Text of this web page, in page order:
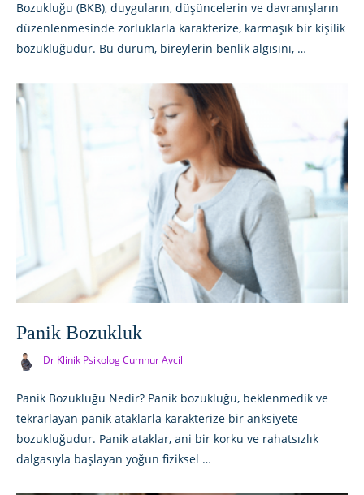
Bozukluğu (BKB), duyguların, düşüncelerin ve davranışların
düzenlenmesinde zorluklarla karakterize, karmaşık bir kişilik
bozukluğudur. Bu durum, bireylerin benlik algısını, …
Panik Bozukluk
Dr Klinik Psikolog Cumhur Avcil
Panik Bozukluğu Nedir? Panik bozukluğu, beklenmedik ve
tekrarlayan panik ataklarla karakterize bir anksiyete
bozukluğudur. Panik ataklar, ani bir korku ve rahatsızlık
dalgasıyla başlayan yoğun fiziksel …